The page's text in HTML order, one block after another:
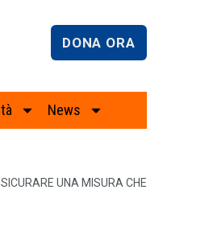
DONA ORA
News
UNA MISURA CHE